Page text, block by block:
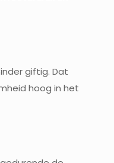
giftig. Dat
hoog in het